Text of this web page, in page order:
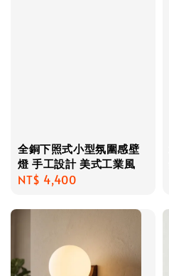
全銅下照式小型氛圍感壁
燈 手工設計 美式工業風
Regular
NT$ 4,400